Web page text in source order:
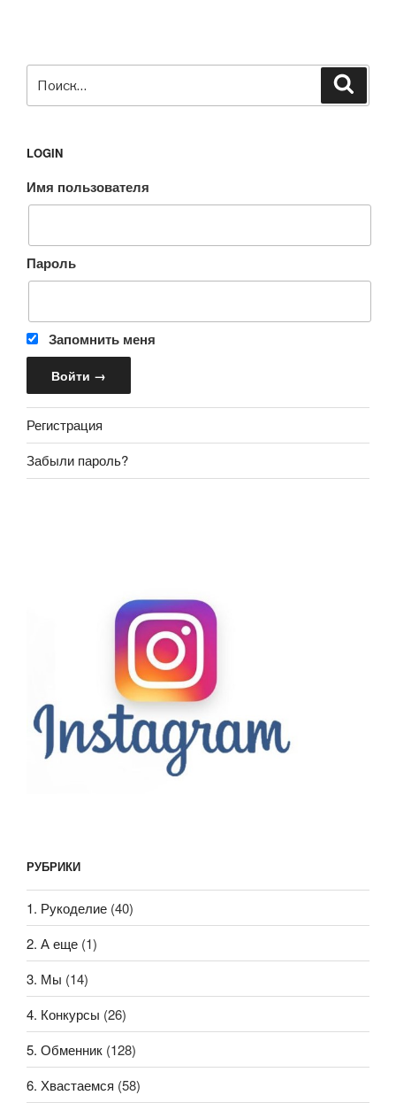
LOGIN
Имя пользователя
Пароль
Запомнить меня
Регистрация
Забыли пароль?
РУБРИКИ
1. Рукоделие (40)
2. А еще (1)
3. Мы (14)
4. Конкурсы (26)
5. Обменник (128)
6. Хвастаемся (58)